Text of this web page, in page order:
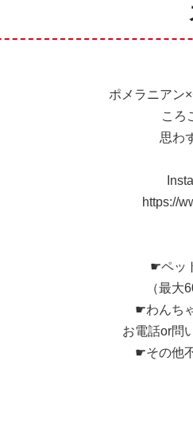
ポメラニアン
ころ
思わ
https://
☛ペッ
（最
☛わんち
お電話or問
☛その他